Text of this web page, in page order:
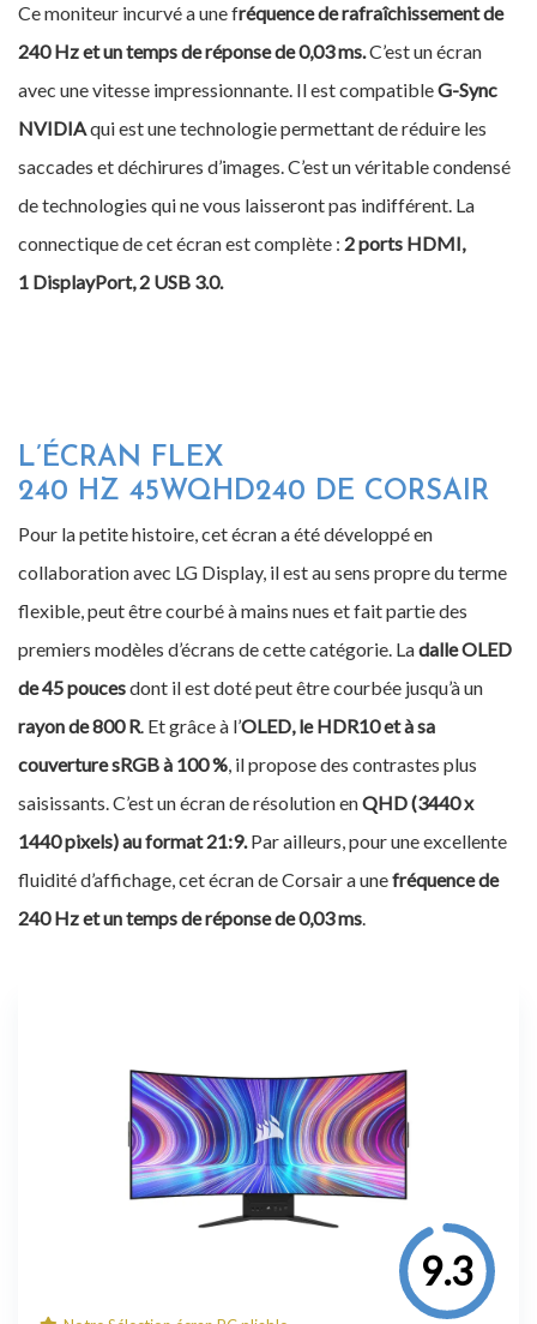
Ce moniteur incurvé a une fréquence de rafraîchissement de
240 Hz et un temps de réponse de 0,03 ms.C’est un écran
avec une vitesse impressionnante. Il est compatibleG-Sync
NVIDIAqui est une technologie permettant de réduire les
saccades et déchirures d’images. C’est un véritable condensé
de technologies qui ne vous laisseront pas indifférent. La
connectique de cet écran est complète : 2 ports HDMI,
1 DisplayPort, 2 USB 3.0.
L’ÉCRAN FLEX
240 HZ 45WQHD240 DE CORSAIR
Pour la petite histoire, cet écran a été développé en
collaboration avec LG Display, il est au sens propre du terme
flexible, peut être courbé à mains nues et fait partie des
premiers modèles d’écrans de cette catégorie. Ladalle OLED
de 45 poucesdont il est doté peut être courbée jusqu’à un
rayon de 800 R. Et grâce à l’OLED, le HDR10 et à sa
couverture sRGB à 100 %, il propose des contrastes plus
saisissants. C’est un écran de résolution enQHD (3440 x
1440 pixels) au format 21:9.Par ailleurs, pour une excellente
fluidité d’affichage, cet écran de Corsair a unefréquence de
240 Hz et un temps de réponse de 0,03 ms.
9.3